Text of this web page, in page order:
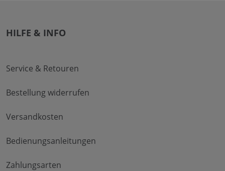
HILFE & INFO
Service & Retouren
Bestellung widerrufen
Versandkosten
Bedienungsanleitungen
Zahlungsarten